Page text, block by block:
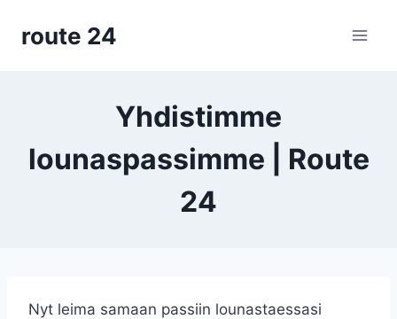
sisältöön
route 24
Yhdistimme
lounaspassimme | Route
24
Nyt leima samaan passiin lounastaessasi